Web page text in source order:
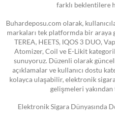
farklı beklentilere
Buhardeposu.com olarak,
markaları tek platformda bir araya
TEREA, HEETS, IQOS 3 DUO,
Atomizer, Coil ve E-Likit
sunuyoruz. Düzenli olarak
açıklamalar ve kullanıcı dostu
kolayca ulaşabilir, elektronik
gelişmeleri
Elektronik Sigara Dünyasında